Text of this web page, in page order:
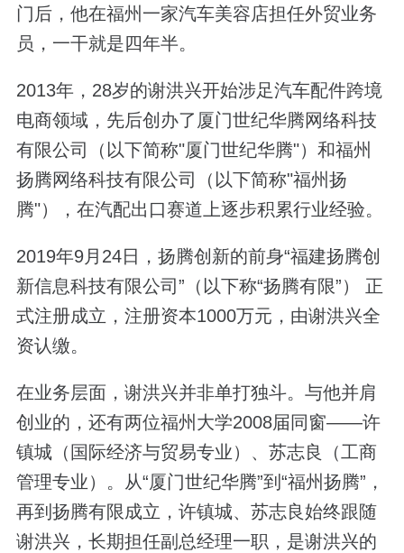
门后，他在福州一家汽车美容店担任外贸业务
员，一干就是四年半。
2013年，28岁的谢洪兴开始涉足汽车配件跨境
电商领域，先后创办了厦门世纪华腾网络科技
有限公司（以下简称"厦门世纪华腾"）和福州
扬腾网络科技有限公司（以下简称"福州扬
腾"），在汽配出口赛道上逐步积累行业经验。
2019年9月24日，扬腾创新的前身“福建扬腾创
新信息科技有限公司”（以下称“扬腾有限”） 正
式注册成立，注册资本1000万元，由谢洪兴全
资认缴。
在业务层面，谢洪兴并非单打独斗。与他并肩
创业的，还有两位福州大学2008届同窗——许
镇城（国际经济与贸易专业）、苏志良（工商
管理专业）。从“厦门世纪华腾”到“福州扬腾”，
再到扬腾有限成立，许镇城、苏志良始终跟随
谢洪兴，长期担任副总经理一职，是谢洪兴的